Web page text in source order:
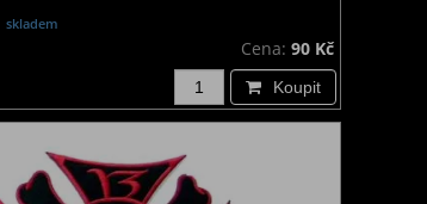
skladem
Cena: 90 Kč
Koupit